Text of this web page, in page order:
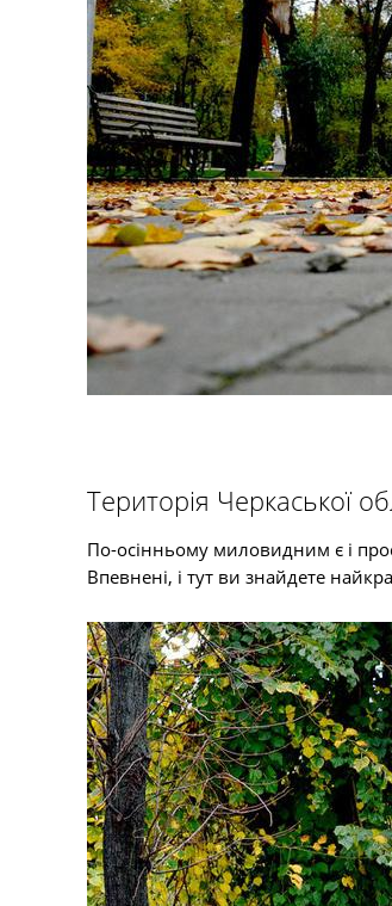
Територія Черкаської
По-осінньому миловидним є і
Впевнені, і тут ви знайдете